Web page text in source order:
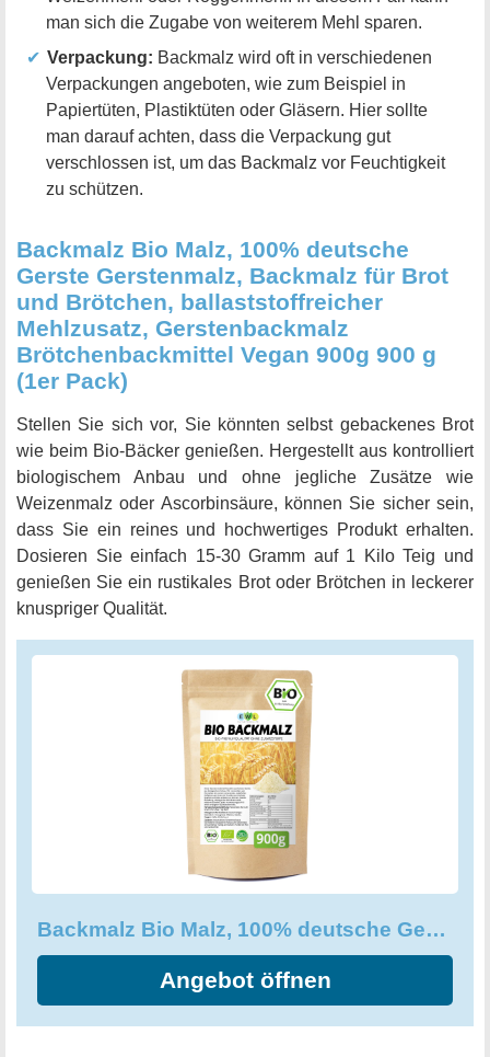
man sich die Zugabe von weiterem Mehl sparen.
Verpackung: Backmalz wird oft in verschiedenen
Verpackungen angeboten, wie zum Beispiel in
Papiertüten, Plastiktüten oder Gläsern. Hier sollte
man darauf achten, dass die Verpackung gut
verschlossen ist, um das Backmalz vor Feuchtigkeit
zu schützen.
Backmalz Bio Malz, 100% deutsche
Gerste Gerstenmalz, Backmalz für Brot
und Brötchen, ballaststoffreicher
Mehlzusatz, Gerstenbackmalz
Brötchenbackmittel Vegan 900g 900 g
(1er Pack)
Stellen Sie sich vor, Sie könnten selbst gebackenes Brot
wie beim Bio-Bäcker genießen. Hergestellt aus kontrolliert
biologischem Anbau und ohne jegliche Zusätze wie
Weizenmalz oder Ascorbinsäure, können Sie sicher sein,
dass Sie ein reines und hochwertiges Produkt erhalten.
Dosieren Sie einfach 15-30 Gramm auf 1 Kilo Teig und
genießen Sie ein rustikales Brot oder Brötchen in leckerer
knuspriger Qualität.
Backmalz Bio Malz, 100% deutsche Gerste Gerstenmalz
Angebot öffnen